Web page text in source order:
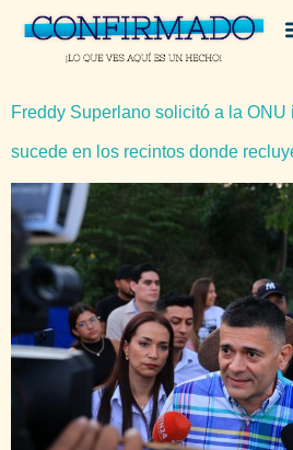
Freddy Superlano solicitó a la ONU
sucede en los recintos donde